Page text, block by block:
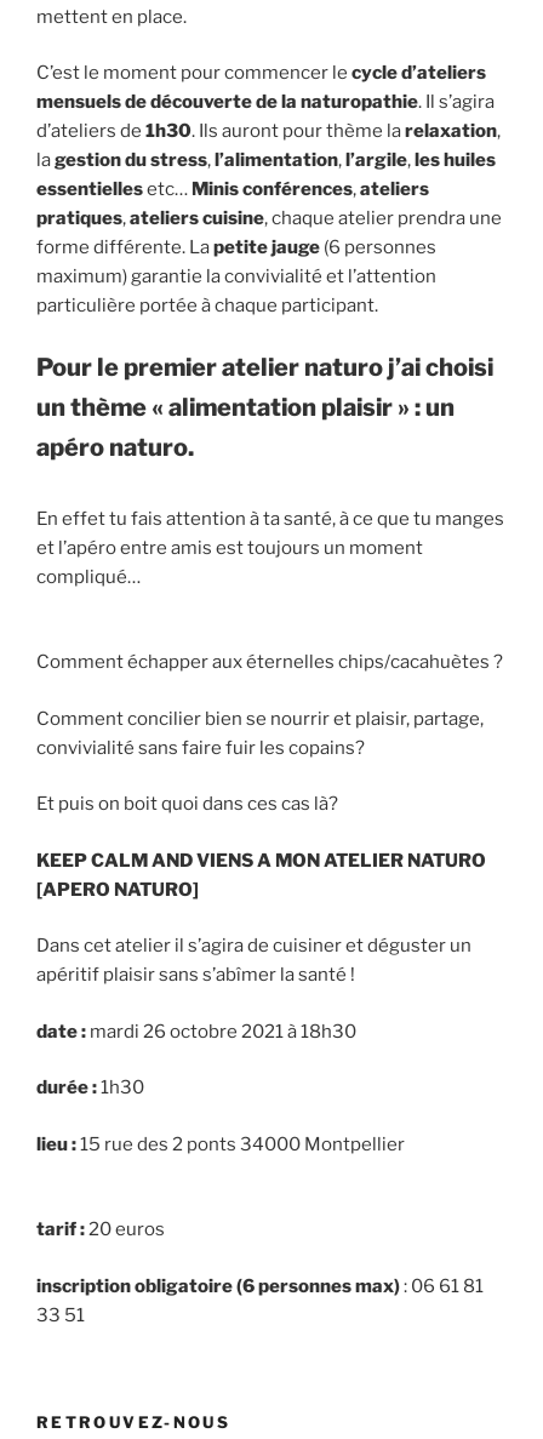
mettent en place.
C’est le moment pour commencer le cycle d’ateliers
mensuels de découverte de la naturopathie. Il s’agira
d’ateliers de 1h30. Ils auront pour thème larelaxation,
lagestion du stress, l’alimentation, l’argile, les huiles
essentiellesetc… Minis conférences,ateliers
pratiques,ateliers cuisine, chaque atelier prendra une
forme différente. Lapetite jauge (6 personnes
maximum) garantie la convivialité et l’attention
particulière portée à chaque participant.
Pour le premier atelier naturo j’ai choisi
un thème « alimentation plaisir » : un
apéro naturo.
En effet tu fais attention à ta santé, à ce que tu manges
et l’apéro entre amis est toujours un moment
compliqué…
Comment échapper aux éternelles chips/cacahuètes ?
Comment concilier bien se nourrir et plaisir, partage,
convivialité sans faire fuir les copains?
Et puis on boit quoi dans ces cas là?
KEEP CALM AND VIENS A MON ATELIER NATURO
[APERO NATURO]
Dans cet atelier il s’agira de cuisiner et déguster un
apéritif plaisir sans s’abîmer la santé !
date : mardi 26 octobre 2021 à 18h30
durée :1h30
lieu :15 rue des 2 ponts 34000 Montpellier
tarif :20 euros
inscription obligatoire (6 personnes max): 06 61 81
33 51
RETROUVEZ-NOUS